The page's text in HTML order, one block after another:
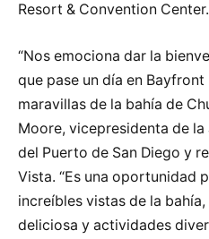
Resort & Convention Center.
“Nos emociona dar la
que pase un día en
maravillas de la bahía de
Moore, vicepresidenta de
del Puerto de San Diego y
Vista. “Es una oportunidad
increíbles vistas de la
deliciosa y actividades